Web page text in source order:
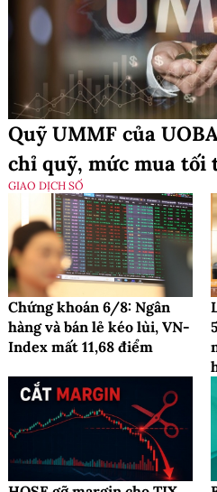
Quỹ UMMF của
chỉ quỹ, mức mua tối
GIAO DỊCH SỐ
Chứng khoán 6/8: Ngân
hàng và bán lẻ kéo lùi, VN-
Index mất 11,68 điểm